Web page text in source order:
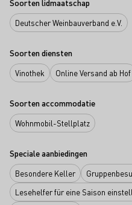
Soorten lidmaatschap
Deutscher Weinbauverband e.V.
Soorten diensten
Vinothek Online Versand ab Hof
Soorten accommodatie
Wohnmobil-Stellplatz
Speciale aanbiedingen
Besondere Keller
Lesehelfer für eine Saison